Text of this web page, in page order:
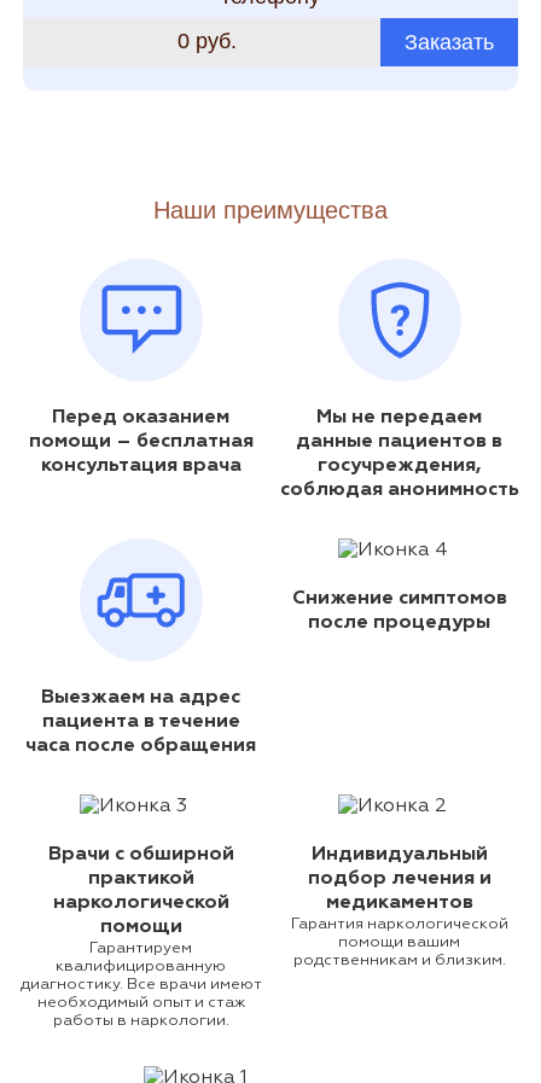
0 руб.
Заказать
Наши преимущества
Перед оказанием
помощи – бесплатная
консультация врача
Мы не передаем
данные пациентов в
госучреждения,
соблюдая анонимность
Выезжаем на адрес
пациента в течение
часа после обращения
Снижение симптомов
после процедуры
Врачи с обширной
практикой
наркологической
помощи
Гарантируем
квалифицированную
диагностику. Все врачи имеют
необходимый опыт и стаж
работы в наркологии.
Индивидуальный
подбор лечения и
медикаментов
Гарантия наркологической
помощи вашим
родственникам и близким.